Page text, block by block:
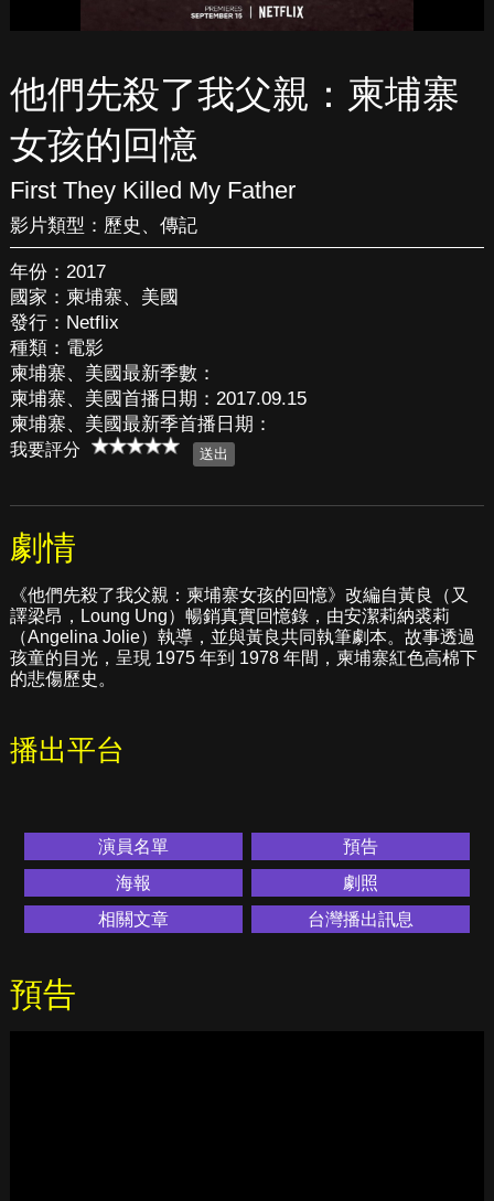
他們先殺了我父親：柬埔寨
女孩的回憶
First They Killed My Father
影片類型： 歷史 、 傳記
年份：2017
國家：柬埔寨、美國
發行：Netflix
種類：電影
柬埔寨、美國最新季數：
柬埔寨、美國首播日期：2017.09.15
柬埔寨、美國最新季首播日期：
我要評分
劇情
《他們先殺了我父親：柬埔寨女孩的回憶》改編自黃良（又
譯梁昂，Loung Ung）暢銷真實回憶錄，由安潔莉納裘莉
（Angelina Jolie）執導，並與黃良共同執筆劇本。故事透過
孩童的目光，呈現 1975 年到 1978 年間，柬埔寨紅色高棉下
的悲傷歷史。
播出平台
演員名單
預告
海報
劇照
相關文章
台灣播出訊息
預告